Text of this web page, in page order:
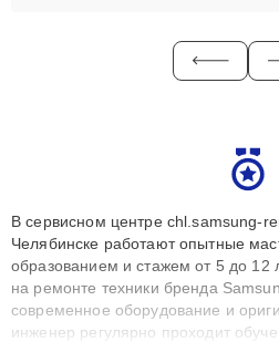
В сервисном центре chl.samsung-
Челябинске работают опытные
образованием и стажем от 5 до 12
на ремонте техники бренда
современное оборудование и
инженер регулярно проходит